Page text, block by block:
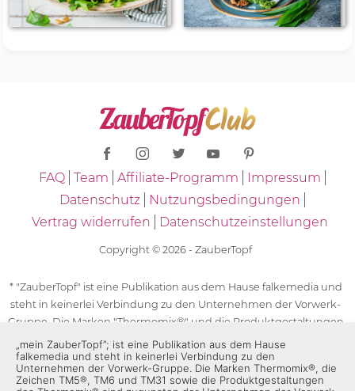
FAQ Team Affiliate-Programm
Impressum
Datenschutz
Nutzungsbedingungen
Vertrag widerrufen
Datenschutzeinstellungen
Copyright © 2026 - ZauberTopf
* "ZauberTopf" ist eine Publikation aus dem Hause falkemedia und
steht in keinerlei Verbindung zu den Unternehmen der Vorwerk-
Gruppe. Die Marken "Thermomix®" und die Produktgestaltungen
des "Thermomix®" sind eingetragene Marken der Unternehmen
der Vorwerk-Gruppe. Die Marken Thermomix®, die Zeichen TM5®,
TM6 und TM31 sowie die Produktgestaltungen des Thermomix®
„mein ZauberTopf”; ist eine Publikation aus dem Hause
falkemedia und steht in keinerlei Verbindung zu den
Unternehmen der Vorwerk-Gruppe. Die Marken Thermomix®, die
Zeichen TM5®, TM6 und TM31 sowie die Produktgestaltungen